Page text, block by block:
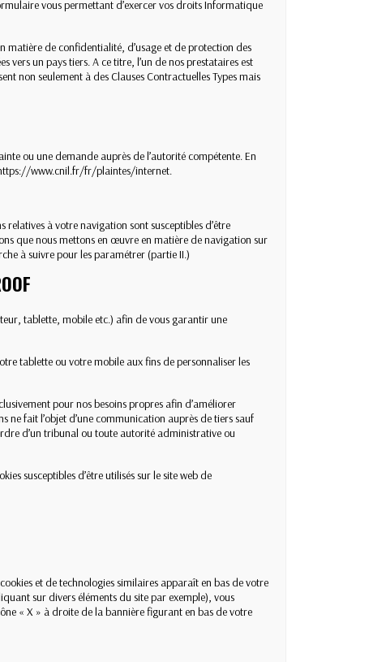
vous permettant d’exercer vos droits Informatique
matière de confidentialité, d’usage et de protection des
vers un pays tiers. A ce titre, l’un de nos prestataires est
non seulement à des Clauses Contractuelles Types mais
ou une demande auprès de l’autorité compétente. En
www.cnil.fr/fr/plaintes/internet.
à votre navigation sont susceptibles d’être
que nous mettons en œuvre en matière de navigation sur
à suivre pour les paramétrer (partie II.)
tablette, mobile etc.) afin de vous garantir une
tablette ou votre mobile aux fins de personnaliser les
pour nos besoins propres afin d’améliorer
ne fait l’objet d’une communication auprès de tiers sauf
d’un tribunal ou toute autorité administrative ou
susceptibles d’être utilisés sur le site web de
et de technologies similaires apparaît en bas de votre
sur divers éléments du site par exemple), vous
« X » à droite de la bannière figurant en bas de votre